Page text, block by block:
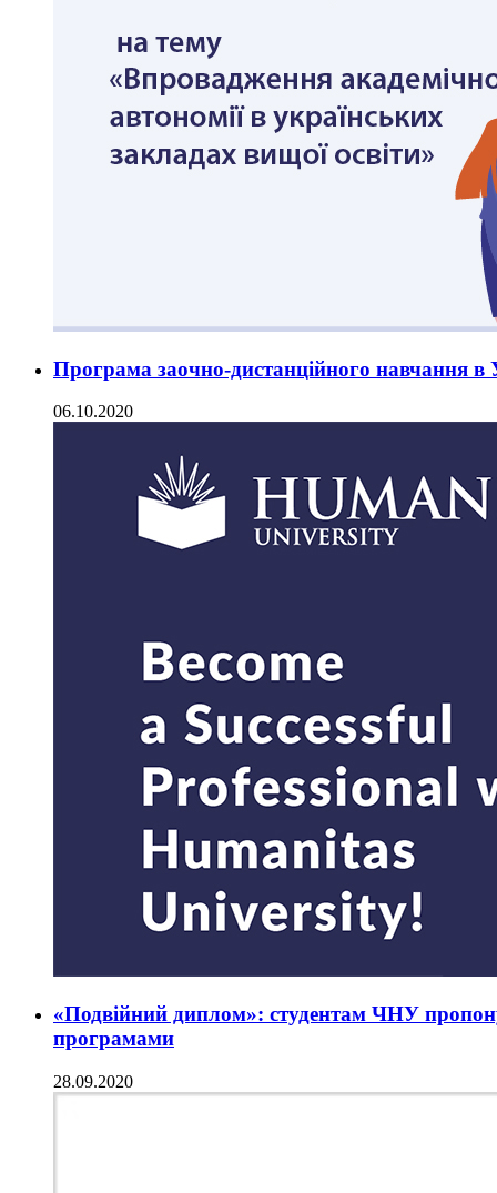
Програма заочно-дистанційного навчання в
06.10.2020
«Подвійний диплом»: студентам ЧНУ
програмами
28.09.2020